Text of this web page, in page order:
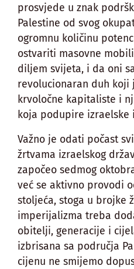
prosvjede u znak
Palestine od svog
ogromnu količinu
ostvariti masovne
diljem svijeta, i da oni
revolucionaran duh
krvoločne kapitaliste i
koja podupire
Važno je odati počast
žrtvama izraelskog
započeo sedmog
već se aktivno provodi
stoljeća, stoga u brojke
imperijalizma treba
obitelji, generacije i
izbrisana sa područja
cijenu ne smijemo